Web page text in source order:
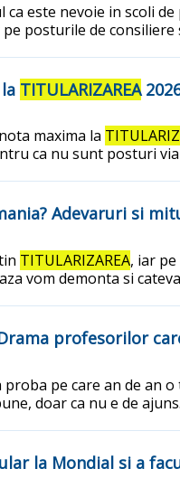
este nevoie in scoli
posturile de consiliere
TITULARIZAREA
maxima la
ca nu sunt posturi
Adevaruri si
TITULARIZAREA, iar
vom demonta si
profesorilor
pe care an de an
doar ca nu e de ajuns.
la Mondial si a